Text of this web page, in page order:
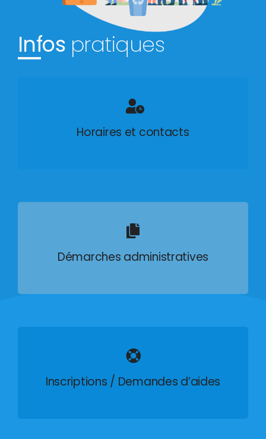
Infos pratiques
Horaires et contacts
Démarches administratives
Inscriptions / Demandes d’aides